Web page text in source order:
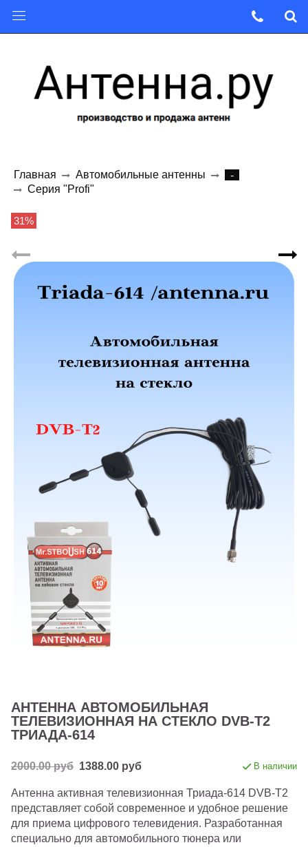
Главная Автомобильные антенны
-
Серия "Profi"
31%
АНТЕННА АВТОМОБИЛЬНАЯ
ТЕЛЕВИЗИОННАЯ НА СТЕКЛО DVB-T2
ТРИАДА-614
2000.00 руб 1388.00 руб В наличии
Антенна активная телевизионная Триада-614 DVB-T2
представляет собой современное и удобное решение
для приема цифрового телевидения. Разработанная
специально для автомобильного тюнера или